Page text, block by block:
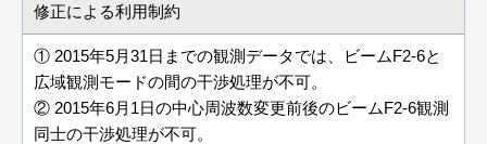
修正による利用制約
① 2015年5月31日までの観測データでは、ビームF2-6と
広域観測モードの間の干渉処理が不可。
② 2015年6月1日の中心周波数変更前後のビームF2-6観測
同士の干渉処理が不可。